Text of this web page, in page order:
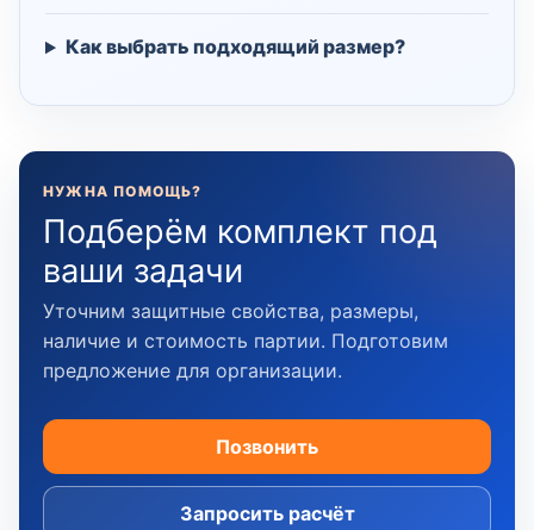
Как выбрать подходящий размер?
НУЖНА ПОМОЩЬ?
Подберём комплект под
ваши задачи
Уточним защитные свойства, размеры,
наличие и стоимость партии. Подготовим
предложение для организации.
Позвонить
Запросить расчёт